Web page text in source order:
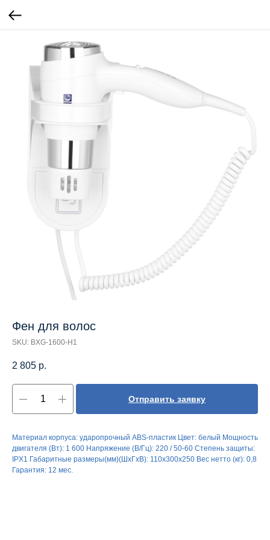
Фен для волос
SKU: BXG-1600-H1
2 805 р.
Отправить заявку
Материал корпуса: ударопрочный ABS-пластик Цвет: белый Мощность
двигателя (Вт): 1 600 Напряжение (В/Гц): 220 / 50-60 Степень защиты:
IPX1 Габаритные размеры(мм)(ШхГхВ): 110х300х250 Вес нетто (кг): 0,8
Гарантия: 12 мес.